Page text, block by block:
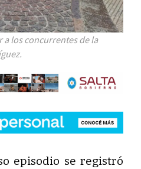
los concurrentes de la
episodio se registró